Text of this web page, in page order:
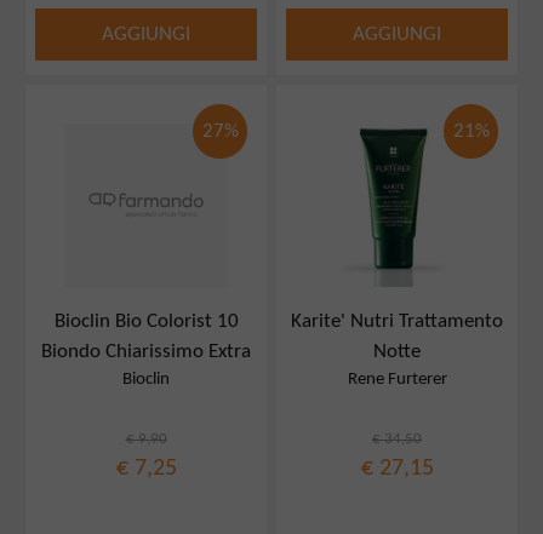
AGGIUNGI AGGIUNGI
27%
Bioclin Bio Colorist 10
Biondo Chiarissimo Extra
Bioclin
€ 9,90
€ 7,25
21%
Karite' Nutri Trattamento
Notte
Rene Furterer
€ 34,50
€ 27,15